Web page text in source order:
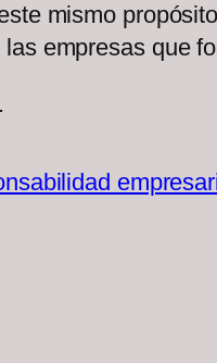
mismo
empresas que